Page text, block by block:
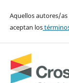
Aquellos autores/
aceptan los